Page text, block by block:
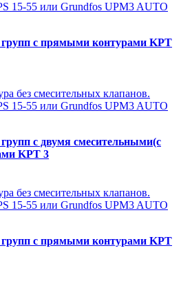
с прямыми контурами KPT
с двумя смесительными(с
KPT 3
с прямыми контурами KPT